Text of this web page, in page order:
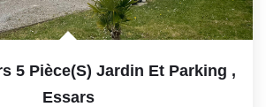
5 Pièce(s) Jardin Et Parking ,
Essars